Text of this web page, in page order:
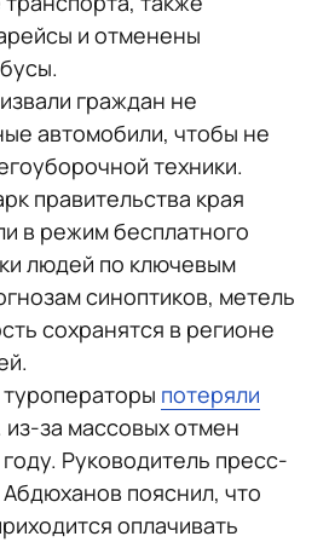
и отменены
граждан не
автомобили, чтобы не
техники.
правительства края
в режим бесплатного
людей по ключевым
синоптиков, метель
сохранятся в регионе
потеряли
за массовых отмен
Руководитель пресс-
пояснил, что
оплачивать